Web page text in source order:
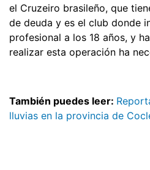
el Cruzeiro brasileño, que
de deuda y es el club donde
profesional a los 18 años, y
realizar esta operación ha
También puedes leer:
lluvias en la provincia de